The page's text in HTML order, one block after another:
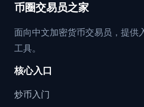
币圈交易员之家
面向中文加密货币交易员，提供
工具。
核心入口
炒币入门